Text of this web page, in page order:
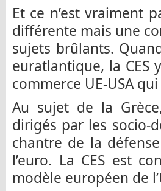
Et ce n’est vraiment
différente mais une
sujets brûlants.
euratlantique, la
commerce UE-USA
Au sujet de la
dirigés par les socio-
chantre de la
l’euro. La CES est
modèle européen de